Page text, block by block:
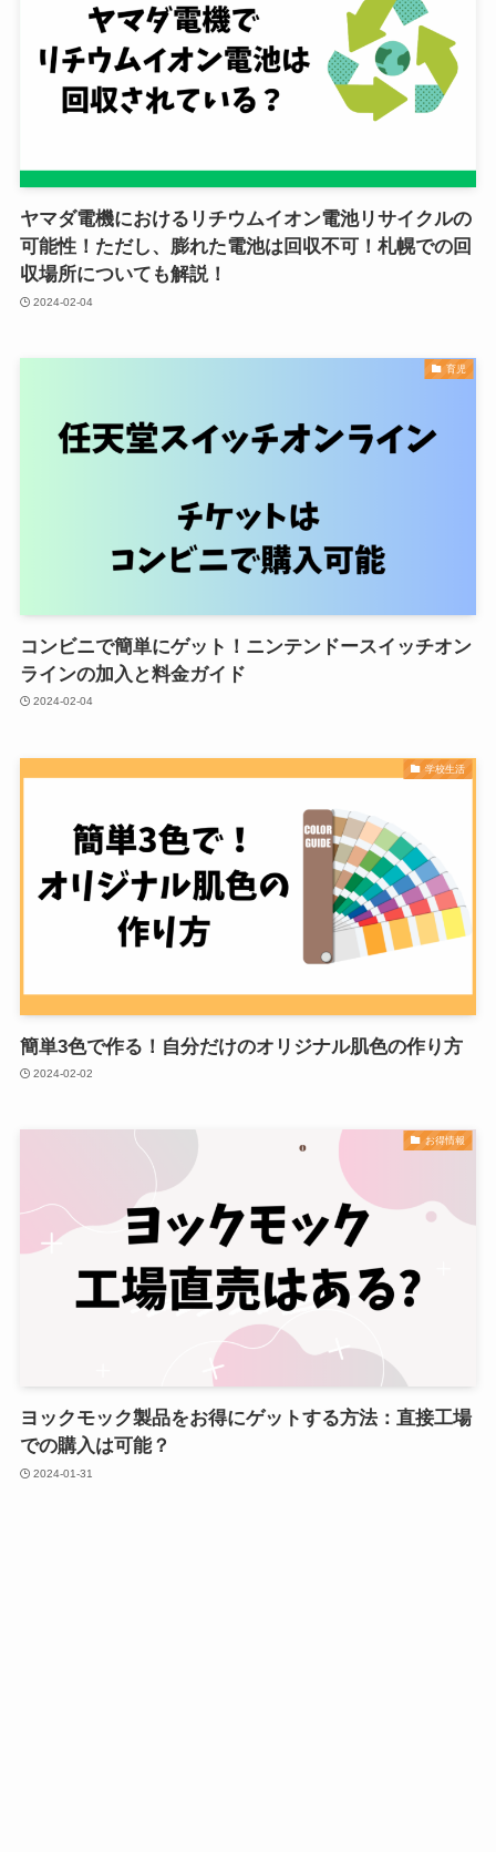
ヤマダ電機におけるリチウムイオン電池リサイクルの
可能性！ただし、膨れた電池は回収不可！札幌での回
収場所についても解説！
2024-02-04
育児
コンビニで簡単にゲット！ニンテンドースイッチオン
ラインの加入と料金ガイド
2024-02-04
学校生活
簡単3色で作る！自分だけのオリジナル肌色の作り方
2024-02-02
お得情報
ヨックモック製品をお得にゲットする方法：直接工場
での購入は可能？
2024-01-31